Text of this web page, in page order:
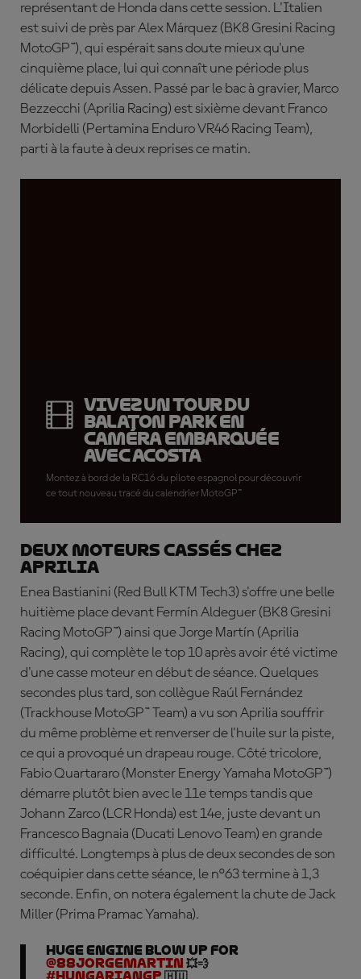
représentant de Honda dans cette session. L'Italien
est suivi de près parAlex Márquez (BK8 Gresini Racing
MotoGP™), qui espérait sans doute mieux qu'une
cinquième place, lui qui connaît une période plus
délicate depuis Assen. Passé par le bac à gravier, Marco
Bezzecchi (Aprilia Racing) est sixième devant Franco
Morbidelli (Pertamina Enduro VR46 Racing Team),
parti à la faute à deux reprises ce matin.
Vivez un tour du
Balaton Park en
caméra embarquée
avec Acosta
Montez à bord de la RC16 du pilote espagnol pour découvrir
ce tout nouveau tracé du calendrier MotoGP™
Deux moteurs cassés chez
Aprilia
Enea Bastianini (Red Bull KTM Tech3) s'offre une belle
huitième place devant Fermín Aldeguer (BK8 Gresini
Racing MotoGP™) ainsi queJorge Martín (Aprilia
Racing), qui complète le top 10 après avoir été victime
d'une casse moteur en début de séance. Quelques
secondes plus tard, son collègue Raúl Fernández
(Trackhouse MotoGP™ Team) a vu son Aprilia souffrir
du même problème et renverser de l'huile sur la piste,
ce qui a provoqué un drapeau rouge. Côté tricolore,
Fabio Quartararo (Monster Energy Yamaha MotoGP™)
démarre plutôt bien avec le 11e temps tandis que
Johann Zarco (LCR Honda) est 14e, juste devant un
Francesco Bagnaia (Ducati Lenovo Team) en grande
difficulté. Longtemps à plus de deux secondes de son
coéquipier dans cette séance, le n°63 termine à 1,3
seconde. Enfin, on notera également la chute deJack
Miller (Prima Pramac Yamaha).
HUGE engine blow up for
@88jorgemartin 💥💨